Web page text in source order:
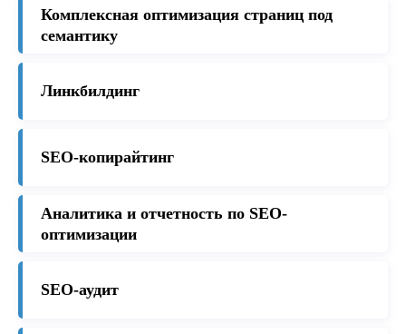
Комплексная оптимизация страниц под
семантику
Линкбилдинг
SEO-копирайтинг
Аналитика и отчетность по SEO-
оптимизации
SEO-аудит